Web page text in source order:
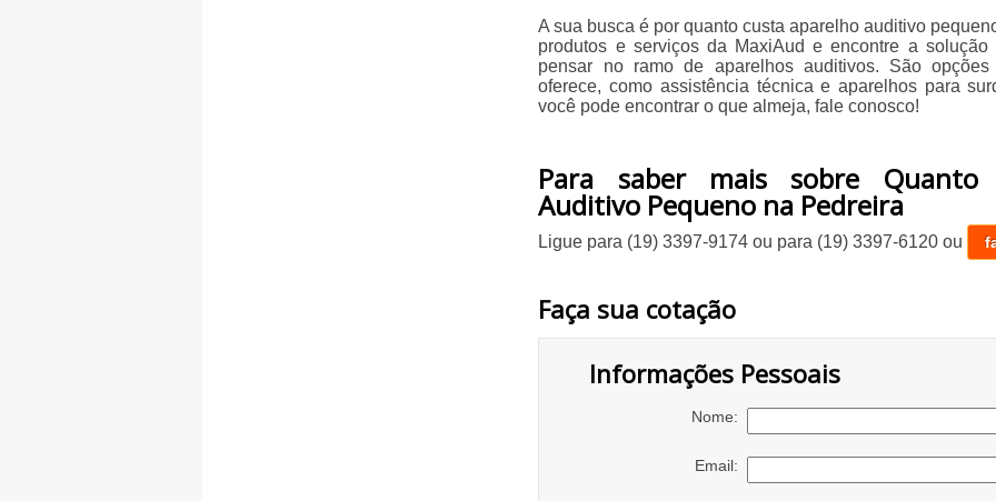
A sua busca é por quanto custa aparelho auditivo
produtos e serviços da MaxiAud e encontre a
pensar no ramo de aparelhos auditivos. São
oferece, como assistência técnica e aparelhos para
você pode encontrar o que almeja, fale conosco!
Para saber mais sobre Quanto
Auditivo Pequeno na Pedreira
Ligue para (19) 3397-9174 ou para (19) 3397-6120 ou
Faça sua cotação
Informações Pessoais
Nome:
Email: